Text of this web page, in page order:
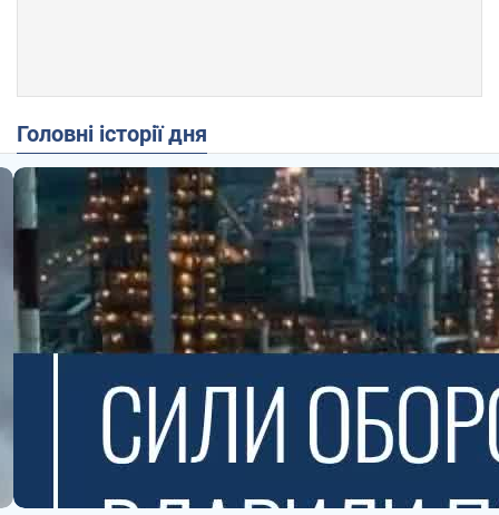
Головні історії дня